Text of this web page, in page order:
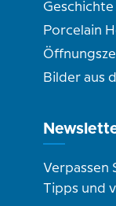
Geschichte
Porcelain
Bilder aus
Verpassen
Tipps und